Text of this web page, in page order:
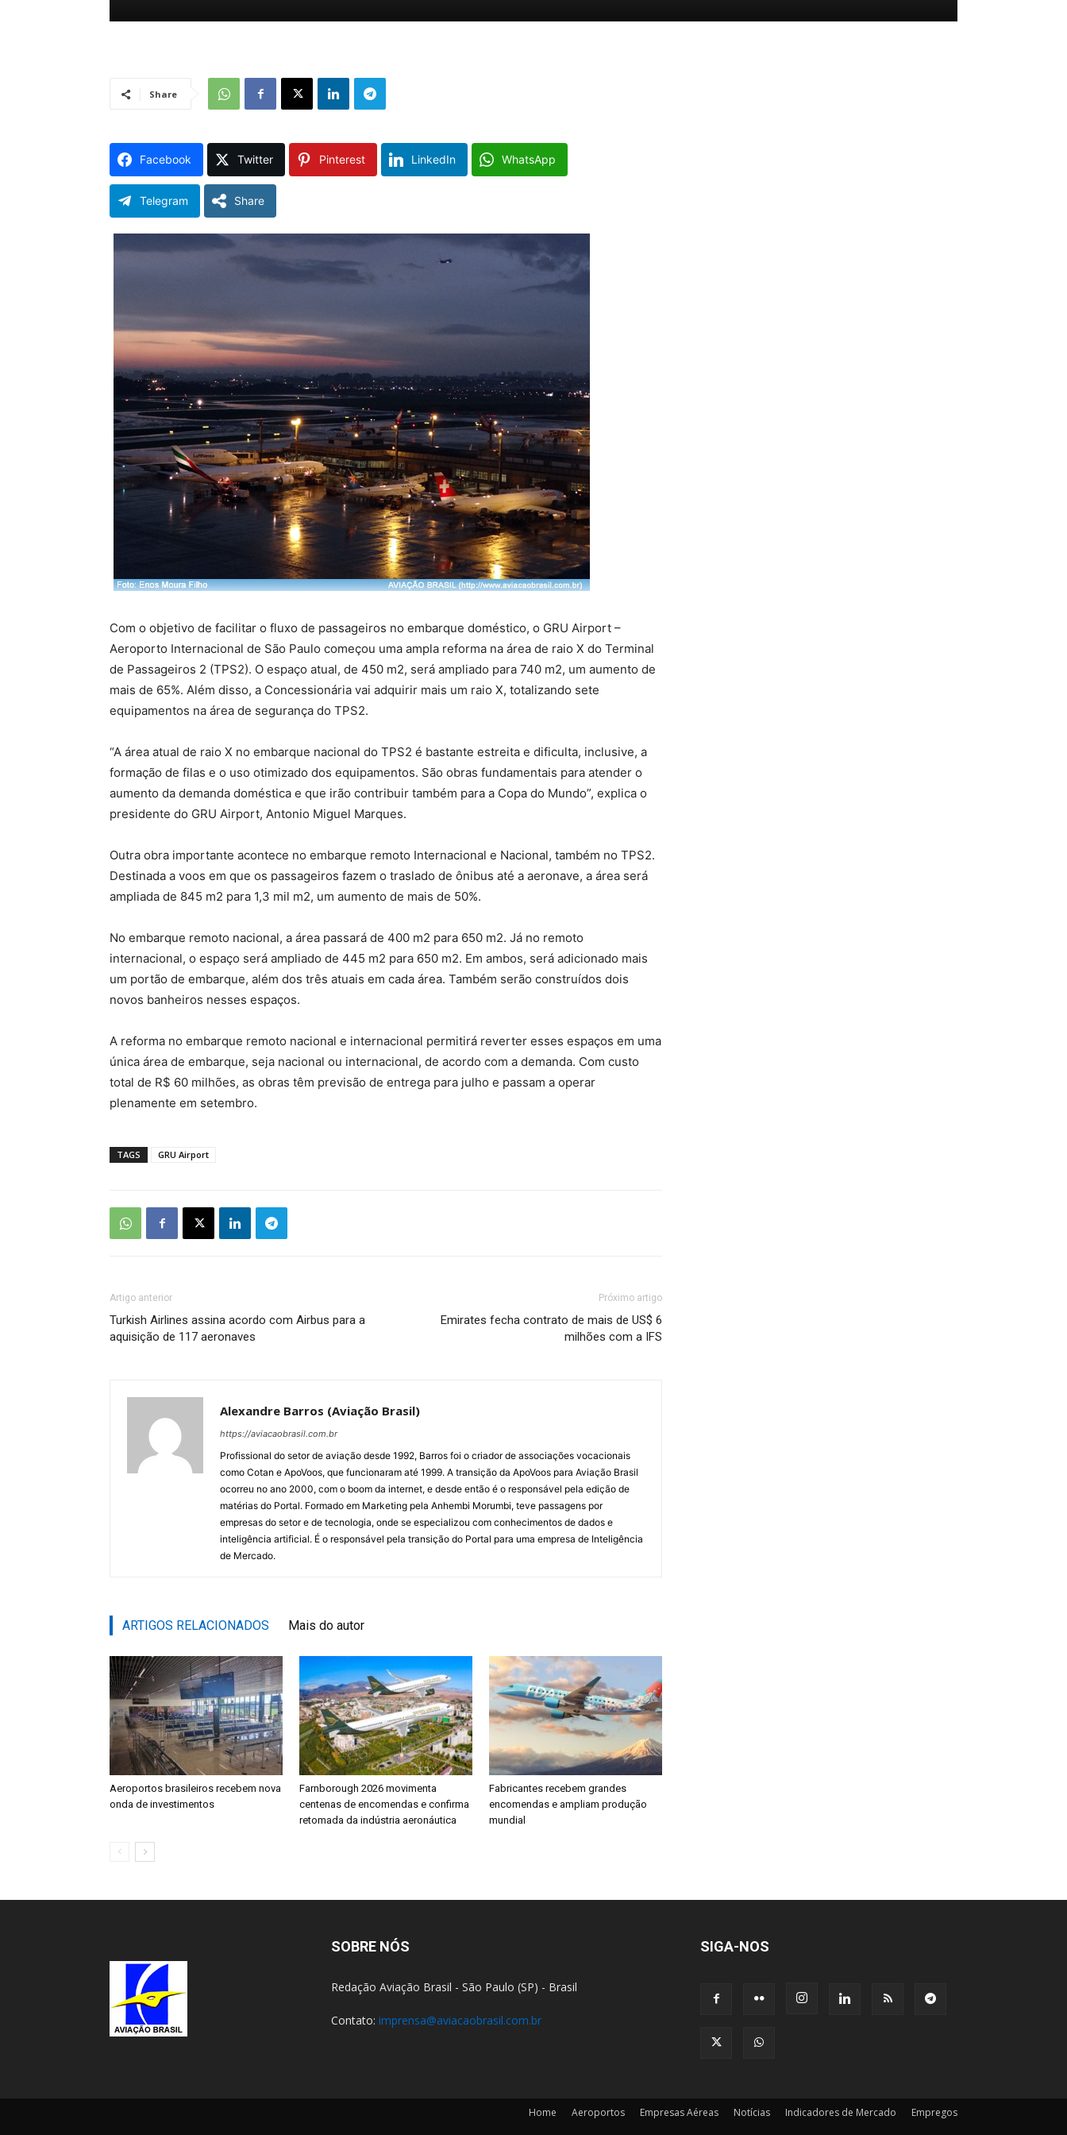
Share
Facebook Twitter Pinterest LinkedIn WhatsApp
Telegram Share
Com o objetivo de facilitar o fluxo de passageiros no embarque doméstico, o GRU Airport –
Aeroporto Internacional de São Paulo começou uma ampla reforma na área de raio X do Terminal
de Passageiros 2 (TPS2). O espaço atual, de 450 m2, será ampliado para 740 m2, um aumento de
mais de 65%. Além disso, a Concessionária vai adquirir mais um raio X, totalizando sete
equipamentos na área de segurança do TPS2.
“A área atual de raio X no embarque nacional do TPS2 é bastante estreita e dificulta, inclusive, a
formação de filas e o uso otimizado dos equipamentos. São obras fundamentais para atender o
aumento da demanda doméstica e que irão contribuir também para a Copa do Mundo”, explica o
presidente do GRU Airport, Antonio Miguel Marques.
Outra obra importante acontece no embarque remoto Internacional e Nacional, também no TPS2.
Destinada a voos em que os passageiros fazem o traslado de ônibus até a aeronave, a área será
ampliada de 845 m2 para 1,3 mil m2, um aumento de mais de 50%.
No embarque remoto nacional, a área passará de 400 m2 para 650 m2. Já no remoto
internacional, o espaço será ampliado de 445 m2 para 650 m2. Em ambos, será adicionado mais
um portão de embarque, além dos três atuais em cada área. Também serão construídos dois
novos banheiros nesses espaços.
A reforma no embarque remoto nacional e internacional permitirá reverter esses espaços em uma
única área de embarque, seja nacional ou internacional, de acordo com a demanda. Com custo
total de R$ 60 milhões, as obras têm previsão de entrega para julho e passam a operar
plenamente em setembro.
TAGS GRU Airport
Artigo anterior
Turkish Airlines assina acordo com Airbus para a
aquisição de 117 aeronaves
Próximo artigo
Emirates fecha contrato de mais de US$ 6
milhões com a IFS
Alexandre Barros (Aviação Brasil)
https://aviacaobrasil.com.br
Profissional do setor de aviação desde 1992, Barros foi o criador de associações vocacionais
como Cotan e ApoVoos, que funcionaram até 1999. A transição da ApoVoos para Aviação Brasil
ocorreu no ano 2000, com o boom da internet, e desde então é o responsável pela edição de
matérias do Portal. Formado em Marketing pela Anhembi Morumbi, teve passagens por
empresas do setor e de tecnologia, onde se especializou com conhecimentos de dados e
inteligência artificial. É o responsável pela transição do Portal para uma empresa de Inteligência
de Mercado.
ARTIGOS RELACIONADOS Mais do autor
Aeroportos brasileiros recebem nova
onda de investimentos
Farnborough 2026 movimenta
centenas de encomendas e confirma
retomada da indústria aeronáutica
Fabricantes recebem grandes
encomendas e ampliam produção
mundial
SOBRE NÓS
Redação Aviação Brasil - São Paulo (SP) - Brasil
Contato: imprensa@aviacaobrasil.com.br
SIGA-NOS
Home Aeroportos Empresas Aéreas Notícias Indicadores de Mercado Empregos